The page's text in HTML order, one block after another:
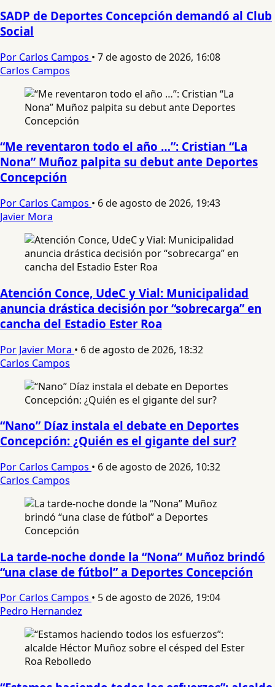
SADP de Deportes Concepción demandó al Club
Social
Por Carlos Campos • 7 de agosto de 2026, 16:08
Carlos Campos
“Me reventaron todo el año …”: Cristian “La
Nona” Muñoz palpita su debut ante Deportes
Concepción
Por Carlos Campos • 6 de agosto de 2026, 19:43
Javier Mora
Atención Conce, UdeC y Vial: Municipalidad
anuncia drástica decisión por “sobrecarga” en
cancha del Estadio Ester Roa
Por Javier Mora • 6 de agosto de 2026, 18:32
Carlos Campos
“Nano” Díaz instala el debate en Deportes
Concepción: ¿Quién es el gigante del sur?
Por Carlos Campos • 6 de agosto de 2026, 10:32
Carlos Campos
La tarde-noche donde la “Nona” Muñoz brindó
“una clase de fútbol” a Deportes Concepción
Por Carlos Campos • 5 de agosto de 2026, 19:04
Pedro Hernandez